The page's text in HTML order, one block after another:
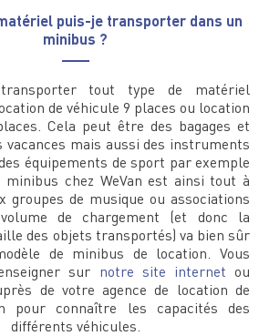
puis-je transporter dans un
minibus ?
transporter tout type de matériel
de véhicule 9 places ou location
Cela peut être des bagages et
vacances mais aussi des instruments
équipements de sport par exemple
chez WeVan est ainsi tout à
groupes de musique ou associations
de chargement (et donc la
des objets transportés) va bien sûr
de minibus de location. Vous
sur notre site internet ou
de votre agence de location de
pour connaître les capacités des
différents véhicules.